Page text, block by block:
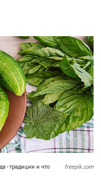
- традиции и что
freepik.com